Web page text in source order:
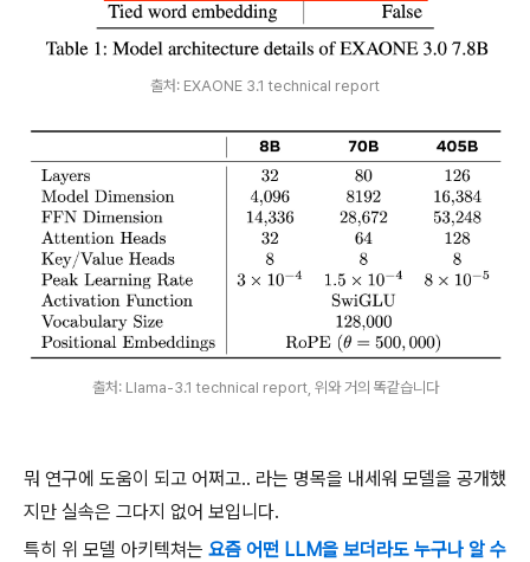
출처: EXAONE 3.1 technical report
출처: Llama-3.1 technical report, 위와 거의 똑같습니다
뭐 연구에 도움이 되고 어쩌고.. 라는 명목을 내세워 모델을 공개했
지만 실속은 그다지 없어 보입니다.
특히 위 모델 아키텍쳐는 요즘 어떤 LLM을 보더라도 누구나 알 수